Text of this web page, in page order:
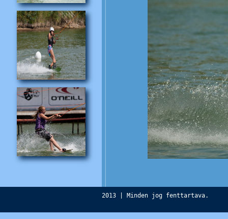
2013 | Minden jog fenttartava.